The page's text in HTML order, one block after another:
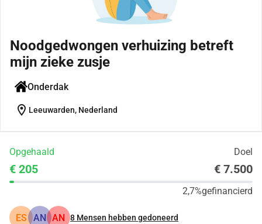
Noodgedwongen verhuizing betreft
mijn zieke zusje
Onderdak
location_on Leeuwarden, Nederland
Opgehaald Doel
€ 205 € 7.500
2,7%gefinancierd
ES AN AN 8 Mensen hebben gedoneerd